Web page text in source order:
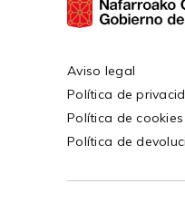
Aviso legal
Política de
Política de cookies
Política de